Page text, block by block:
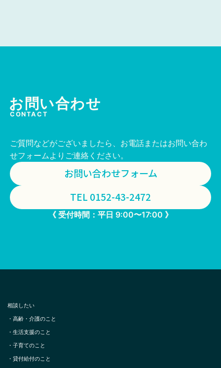
お問い合わせ
CONTACT
ご質問などがございましたら、お電話またはお問い合わ
せフォームよりご連絡ください。
お問い合わせフォーム
TEL 0152-43-2472
《 受付時間：平日 9:00〜17:00 》
相談したい
・ 高齢・介護のこと
・ 生活支援のこと
・ 子育てのこと
・ 貸付給付のこと